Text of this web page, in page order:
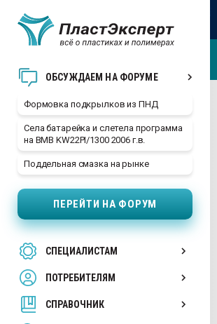
ОБСУЖДАЕМ НА ФОРУМЕ
Формовка подкрылков из ПНД
Села батарейка и слетела программа
на BMB KW22PI/1300 2006 г.в.
Поддельная смазка на рынке
ПЕРЕЙТИ НА ФОРУМ
СПЕЦИАЛИСТАМ
ПОТРЕБИТЕЛЯМ
СПРАВОЧНИК